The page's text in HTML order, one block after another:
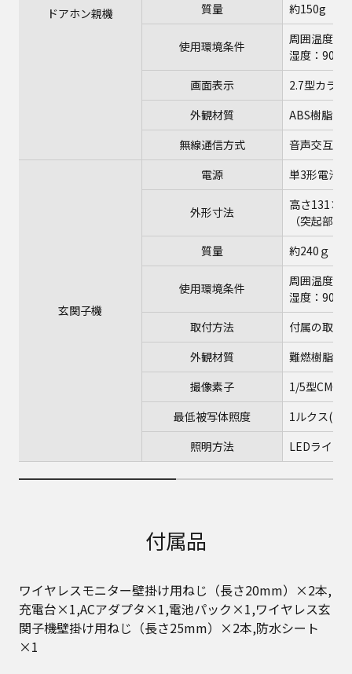
ドアホン親機
質量
約150g（電
使用環境条件
周囲温度
湿度：90％
画面表示
2.7型カラ
外観材質
ABS樹脂
無線通信方式
音声交互自
玄関子機
電源 単3形電池6
外形寸法
高さ131×
（突起部除
質量
約240ｇ（
使用環境条件
周囲温度
湿度：90％
取付方法
付属の取付
外観材質
難燃樹脂
撮像素子
1/5型
最低被写体照度
1ルクス(カ
照明方法
LEDライト
付属品
ワイヤレスモニター壁掛け用ねじ（長さ20mm）×2本,
充電台×1,ACアダプタ×1,電池パック×1,ワイヤレス玄
関子機壁掛け用ねじ（長さ25mm）×2本,防水シート
×1